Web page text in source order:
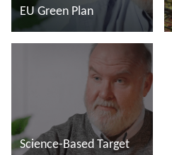
EU Green Plan
Science-Based Target